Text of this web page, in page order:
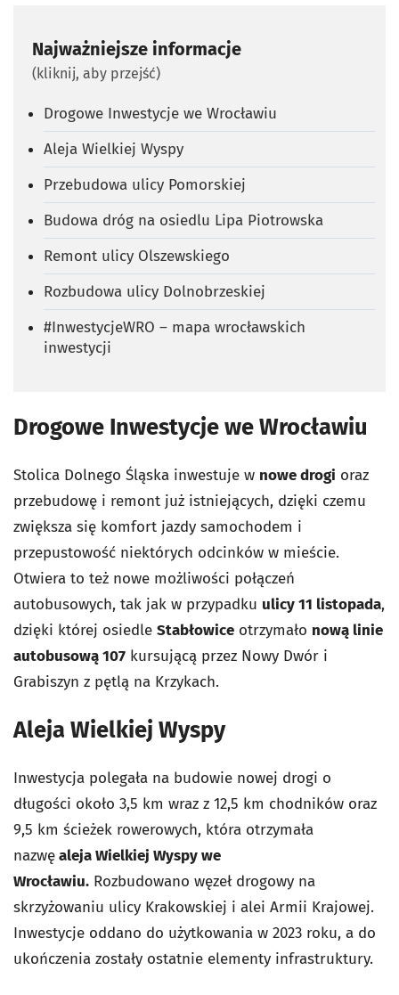
Najważniejsze informacje
(kliknij, aby przejść)
Drogowe Inwestycje we Wrocławiu
Aleja Wielkiej Wyspy
Przebudowa ulicy Pomorskiej
Budowa dróg na osiedlu Lipa Piotrowska
Remont ulicy Olszewskiego
Rozbudowa ulicy Dolnobrzeskiej
#InwestycjeWRO – mapa wrocławskich
inwestycji
Drogowe Inwestycje we Wrocławiu
Stolica Dolnego Śląska inwestuje w nowe drogi oraz
przebudowę i remont już istniejących, dzięki czemu
zwiększa się komfort jazdy samochodem i
przepustowość niektórych odcinków w mieście.
Otwiera to też nowe możliwości połączeń
autobusowych, tak jak w przypadku ulicy 11 listopada,
dzięki której osiedle Stabłowice otrzymało nową linie
autobusową 107 kursującą przez Nowy Dwór i
Grabiszyn z pętlą na Krzykach.
Aleja Wielkiej Wyspy
Inwestycja polegała na budowie nowej drogi o
długości około 3,5 km wraz z 12,5 km chodników oraz
9,5 km ścieżek rowerowych, która otrzymała
nazwęaleja Wielkiej Wyspy we
Wrocławiu. Rozbudowano węzeł drogowy na
skrzyżowaniu ulicy Krakowskiej i alei Armii Krajowej.
Inwestycje oddano do użytkowania w 2023 roku, a do
ukończenia zostały ostatnie elementy infrastruktury.